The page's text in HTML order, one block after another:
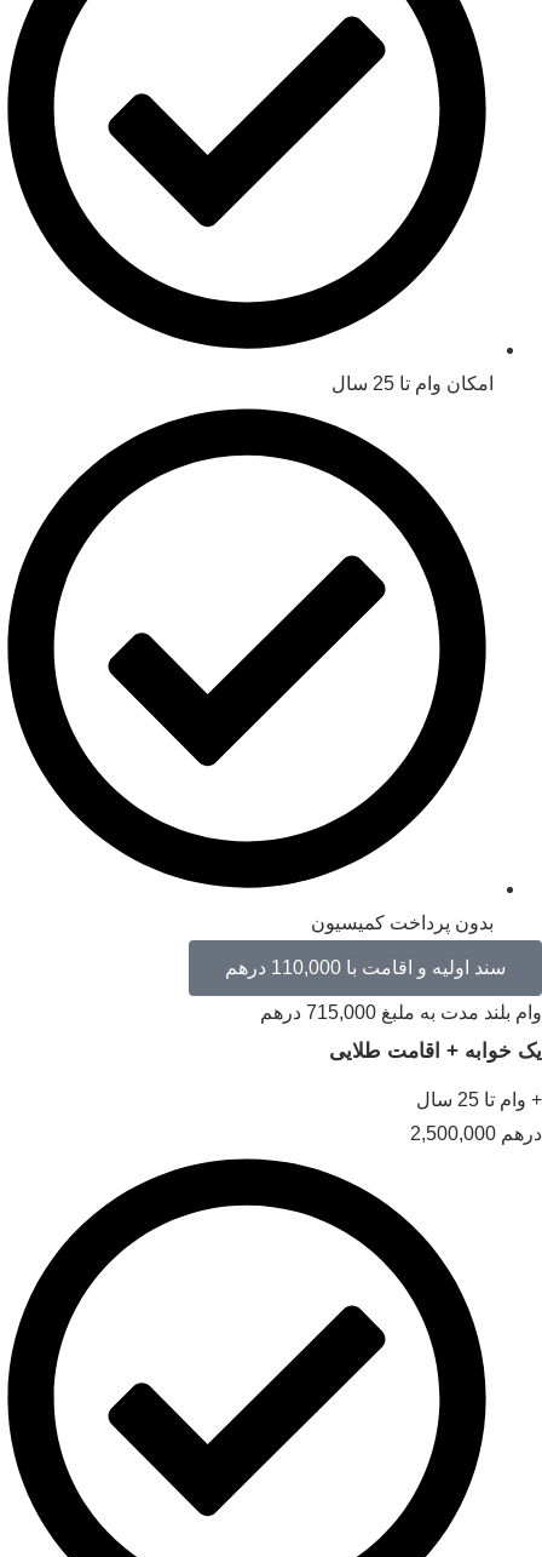
امکان وام تا 25 سال
بدون پرداخت کمیسیون
سند اولیه و اقامت با 110,000 درهم
بلند مدت به ملبغ 715,000 درهم
خوابه + اقامت طلایی
تا 25 سال
2,500,000